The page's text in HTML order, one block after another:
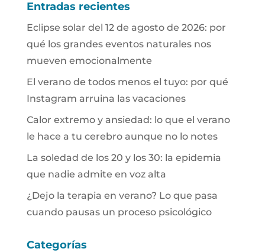
Entradas recientes
Eclipse solar del 12 de agosto de 2026: por
qué los grandes eventos naturales nos
mueven emocionalmente
El verano de todos menos el tuyo: por qué
Instagram arruina las vacaciones
Calor extremo y ansiedad: lo que el verano
le hace a tu cerebro aunque no lo notes
La soledad de los 20 y los 30: la epidemia
que nadie admite en voz alta
¿Dejo la terapia en verano? Lo que pasa
cuando pausas un proceso psicológico
Categorías